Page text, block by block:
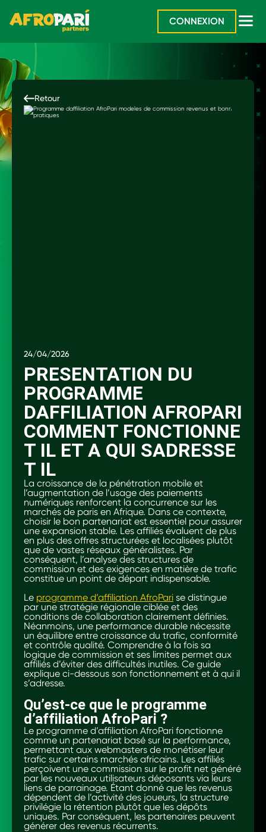
CONNEXION
Retour
24/04/2026
PRESENTATION DU
PROGRAMME
DAFFILIATION AFROPARI
COMMENT FONCTIONNE
T IL ET A QUI SADRESSE
T IL
La croissance de la pénétration mobile et
l’augmentation de l’usage des paiements
numériques renforcent la concurrence sur les
marchés de paris en Afrique. Dans ce contexte,
choisir le bon partenariat est essentiel pour assurer
une expansion stable. Les affiliés évaluent de plus
en plus des offres structurées et localisées plutôt
que de vastes réseaux généralistes. Par
conséquent, l’analyse des structures de
commission et des exigences en matière de trafic
constitue un point de départ indispensable.
Le programme d’affiliation AfroPari se distingue
par une stratégie régionale ciblée et des
conditions de collaboration clairement définies.
Néanmoins, une performance durable nécessite
un équilibre entre croissance du trafic, conformité
et contrôle qualité. Comprendre à la fois sa
logique de commission et ses limites permet aux
affiliés d’éviter des difficultés inutiles. Ce guide
explique ci-dessous son fonctionnement et à qui il
s’adresse.
Qu’est-ce que le programme
d’affiliation AfroPari ?
Le programme d’affiliation AfroPari fonctionne
comme un partenariat basé sur la performance,
permettant aux webmasters de monétiser leur
trafic sur certains marchés africains. Les affiliés
perçoivent une commission sur le profit net généré
par les nouveaux utilisateurs déposants via leurs
liens de parrainage. Étant donné que les revenus
dépendent de l’activité des joueurs, la structure
privilégie la rétention plutôt que les dépôts
uniques. Par conséquent, les partenaires peuvent
générer des revenus récurrents.